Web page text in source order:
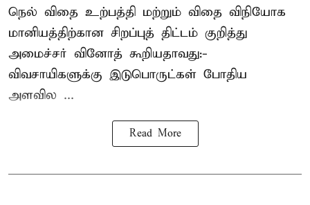
நெல் விதை உற்பத்தி மற்றும் விதை விநியோக
மானியத்திற்கான சிறப்புத் திட்டம் குறித்து
அமைச்சர் வினோத் கூறியதாவது:-
விவசாயிகளுக்கு இடுபொருட்கள் போதிய
அளவில ...
Read More